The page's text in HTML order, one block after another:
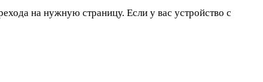
на нужную страницу. Если у вас устройство с